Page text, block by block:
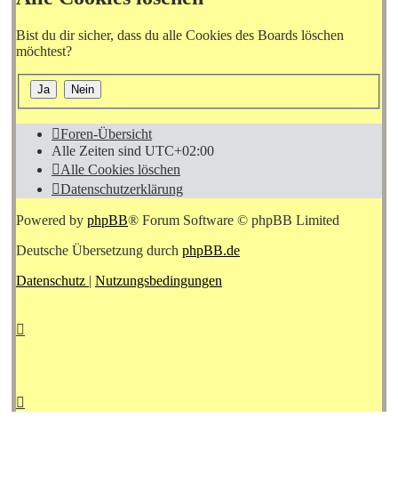
Bist du dir sicher, dass du alle Cookies des Boards löschen
möchtest?
Foren-Übersicht
Alle Zeiten sind UTC+02:00
Alle Cookies löschen
Datenschutzerklärung
Powered by phpBB® Forum Software © phpBB Limited
Deutsche Übersetzung durch phpBB.de
Datenschutz | Nutzungsbedingungen